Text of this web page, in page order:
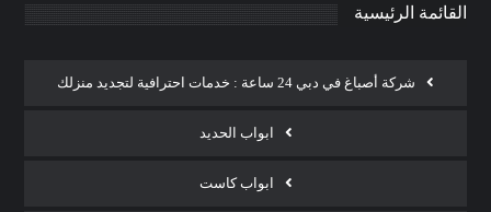
القائمة الرئيسية
شركة أصباغ في دبي 24 ساعة : خدمات احترافية لتجديد منزلك
ابواب الحديد
ابواب كاست